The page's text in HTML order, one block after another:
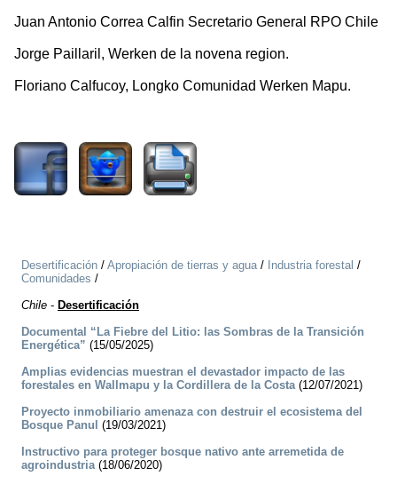
Juan Antonio Correa Calfin Secretario General RPO Chile
Jorge Paillaril, Werken de la novena region.
Floriano Calfucoy, Longko Comunidad Werken Mapu.
Desertificación / Apropiación de tierras y agua/ Industria forestal /
Comunidades /
Chile - Desertificación
Documental “La Fiebre del Litio: las Sombras de la Transición
Energética” (15/05/2025)
Amplias evidencias muestran el devastador impacto de las
forestales en Wallmapu y la Cordillera de la Costa(12/07/2021)
Proyecto inmobiliario amenaza con destruir el ecosistema del
Bosque Panul (19/03/2021)
Instructivo para proteger bosque nativo ante arremetida de
agroindustria(18/06/2020)